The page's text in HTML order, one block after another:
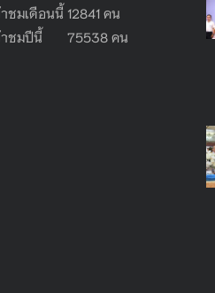
ชมเดือนนี้ 12841 คน
าชมปีนี้ 75538 คน